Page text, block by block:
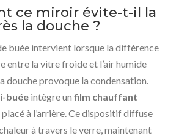
ce miroir évite-t-il la
la douche ?
buée intervient lorsque la différence
entre la vitre froide et l’air humide
douche provoque la condensation.
buéeintègre unfilm chauffant
à l’arrière. Ce dispositif diffuse
à travers le verre, maintenant